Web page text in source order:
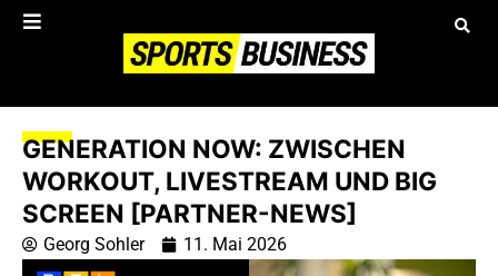
GENERATION NOW: ZWISCHEN
WORKOUT, LIVESTREAM UND BIG
SCREEN [PARTNER-NEWS]
Georg Sohler 11. Mai 2026